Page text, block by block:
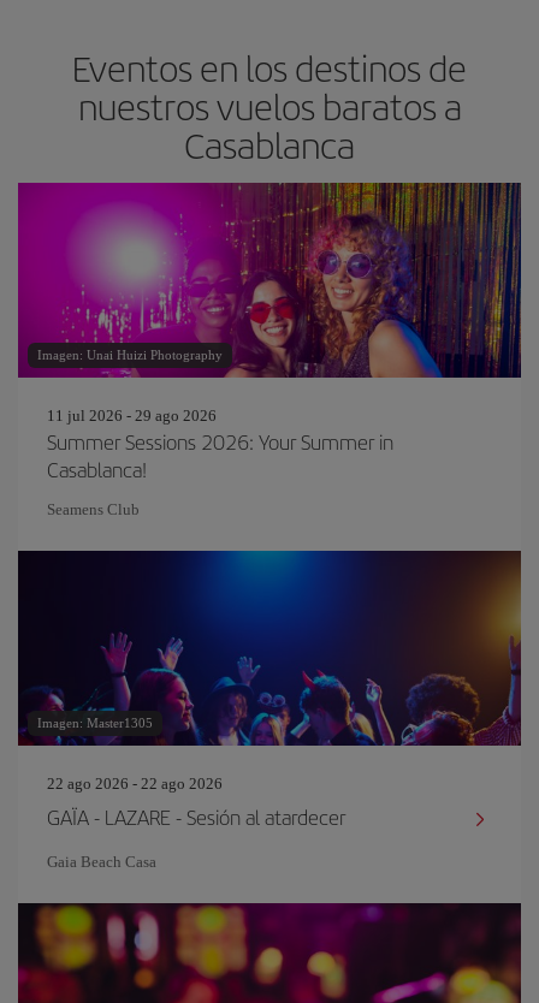
Eventos en los destinos de
nuestros vuelos baratos a
Casablanca
Imagen: Unai Huizi Photography
11 jul 2026 - 29 ago 2026
Summer Sessions 2026: Your Summer in
Casablanca!
Seamens Club
Imagen: Master1305
22 ago 2026 - 22 ago 2026
GAÏA - LAZARE - Sesión al atardecer
Gaia Beach Casa